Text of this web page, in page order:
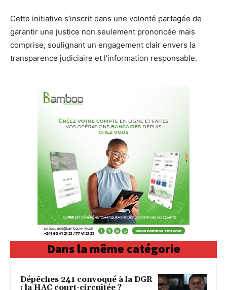
Cette initiative s’inscrit dans une volonté partagée de
garantir une justice non seulement prononcée mais
comprise, soulignant un engagement clair envers la
transparence judiciaire et l’information responsable.
Dans la même catégorie
Dépêches 241 convoqué à la DGR
: la HAC court-circuitée ?